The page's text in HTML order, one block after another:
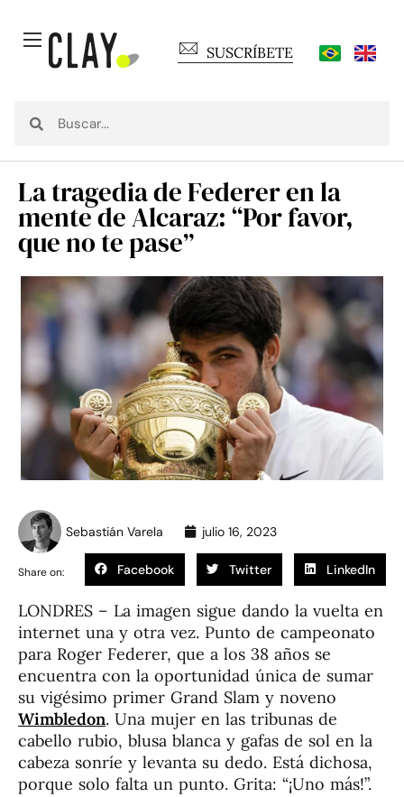
SUSCRÍBETE
La tragedia de Federer en la
mente de Alcaraz: “Por favor,
que no te pase”
Sebastián Varela julio 16, 2023
Share on: Facebook Twitter LinkedIn
LONDRES – La imagen sigue dando la vuelta en
internet una y otra vez. Punto de campeonato
para Roger Federer, que a los 38 años se
encuentra con la oportunidad única de sumar
su vigésimo primer Grand Slam y noveno
Wimbledon. Una mujer en las tribunas de
cabello rubio, blusa blanca y gafas de sol en la
cabeza sonríe y levanta su dedo. Está dichosa,
porque solo falta un punto. Grita: “¡Uno más!”.